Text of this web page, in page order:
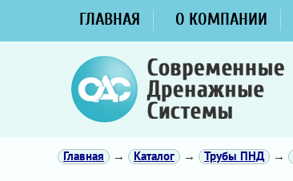
ГЛАВНАЯ О КОМПАНИИ
Главная → Каталог → Трубы ПНД →